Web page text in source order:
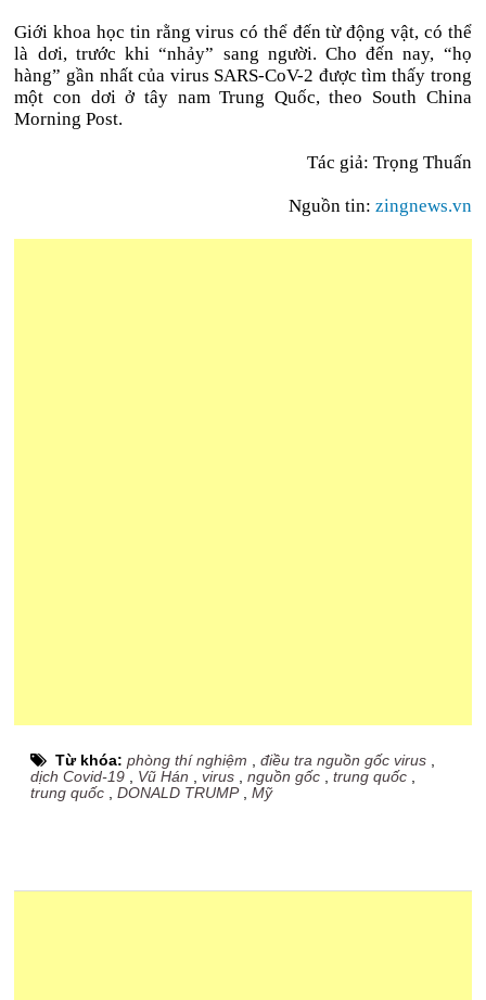
Giới khoa học tin rằng virus có thể đến từ động vật, có thể
là dơi, trước khi “nhảy” sang người. Cho đến nay, “họ
hàng” gần nhất của virus SARS-CoV-2 được tìm thấy trong
một con dơi ở tây nam Trung Quốc, theo South China
Morning Post.
Tác giả: Trọng Thuấn
Nguồn tin: zingnews.vn
Từ khóa:phòng thí nghiệm ,điều tra nguồn gốc virus
dịch Covid-19
Vũ Hán ,virus ,nguồn gốc ,trung quốc
trung quốc ,DONALD TRUMP,Mỹ